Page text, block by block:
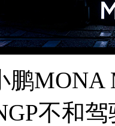
鹏MONA
不和